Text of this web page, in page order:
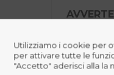
Non
gli occhi
Utilizziamo i cookie per
per attivare tutte le
"Accetto" aderisci alla la